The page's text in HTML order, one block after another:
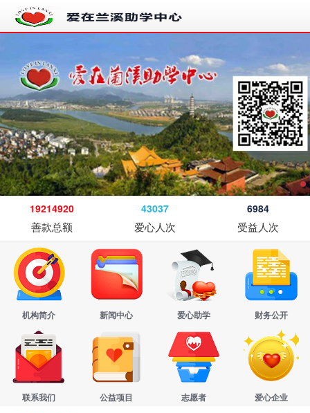
19214920
善款总额
43037
爱心人次
6984
受益人次
机构简介 新闻中心 爱心助学 财务公开
联系我们 公益项目 志愿者 爱心企业